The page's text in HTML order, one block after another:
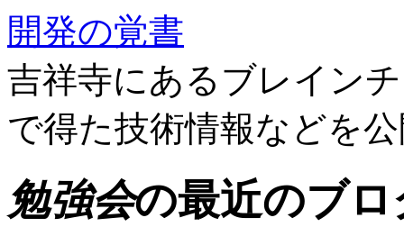
開発の覚書
吉祥寺にあるブレイン
で得た技術情報などを
勉強会の最近のブロ